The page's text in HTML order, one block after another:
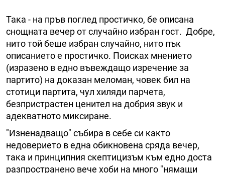
Така - на пръв поглед простичко, бе описана
снощната вечер от случайно избран гост. Добре,
нито той беше избран случайно, нито пък
описанието е простичко. Поисках мнението
(изразено в едно въвеждащо изречение за
партито) на доказан меломан, човек бил на
стотици партита, чул хиляди парчета,
безпристрастен ценител на добрия звук и
адекватното миксиране.
"Изненадващо" събира в себе си както
недоверието в една обикновена сряда вечер,
така и принципния скептицизъм към едно доста
разпространено вече хоби на много "нямащи